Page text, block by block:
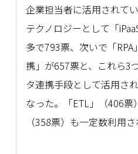
企業担当者に活用されて
テクノロジーとして「
多で793票、次いで「
携」が657票と、これら3
タ連携手段として活用さ
なった。「ETL」（406票
（358票）も一定数利用さ